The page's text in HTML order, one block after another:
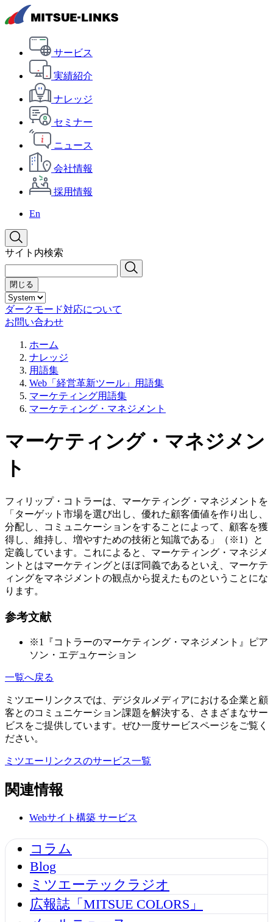
サービス
実績紹介
ナレッジ
セミナー
ニュース
会社情報
採用情報
En
サイト内検索
閉じる
ダークモード対応について
お問い合わせ
ホーム
ナレッジ
用語集
Web「経営革新ツール」用語集
マーケティング用語集
マーケティング・マネジメント
マーケティング・マネジメン
ト
フィリップ・コトラーは、マーケティング・マネジメントを
「ターゲット市場を選び出し、優れた顧客価値を作り出し、
分配し、コミュニケーションをすることによって、顧客を獲
得し、維持し、増やすための技術と知識である」（※1）と
定義しています。これによると、マーケティング・マネジメ
ントとはマーケティングとほぼ同義であるといえ、マーケテ
ィングをマネジメントの観点から捉えたものということにな
ります。
参考文献
※1『コトラーのマーケティング・マネジメント』ピア
ソン・エデュケーション
一覧へ戻る
ミツエーリンクスでは、デジタルメディアにおける企業と顧
客とのコミュニケーション課題を解決する、さまざまなサー
ビスをご提供しています。ぜひ一度サービスページをご覧く
ださい。
ミツエーリンクスのサービス一覧
関連情報
Webサイト構築 サービス
コラム
Blog
ミツエーテックラジオ
広報誌「MITSUE COLORS」